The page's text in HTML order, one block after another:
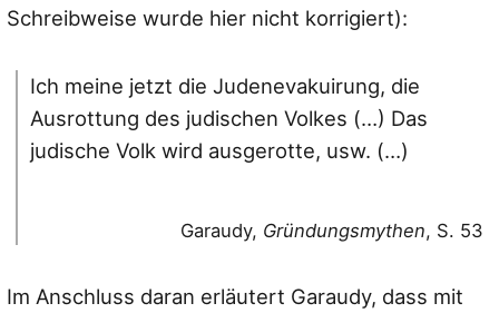
Schreibweise wurde hier nicht korrigiert):
Ich meine jetzt die Judenevakuirung, die
Ausrottung des judischen Volkes (…) Das
judische Volk wird ausgerotte, usw. (…)
Garaudy, Gründungsmythen, S. 53
Im Anschluss daran erläutert Garaudy, dass mit